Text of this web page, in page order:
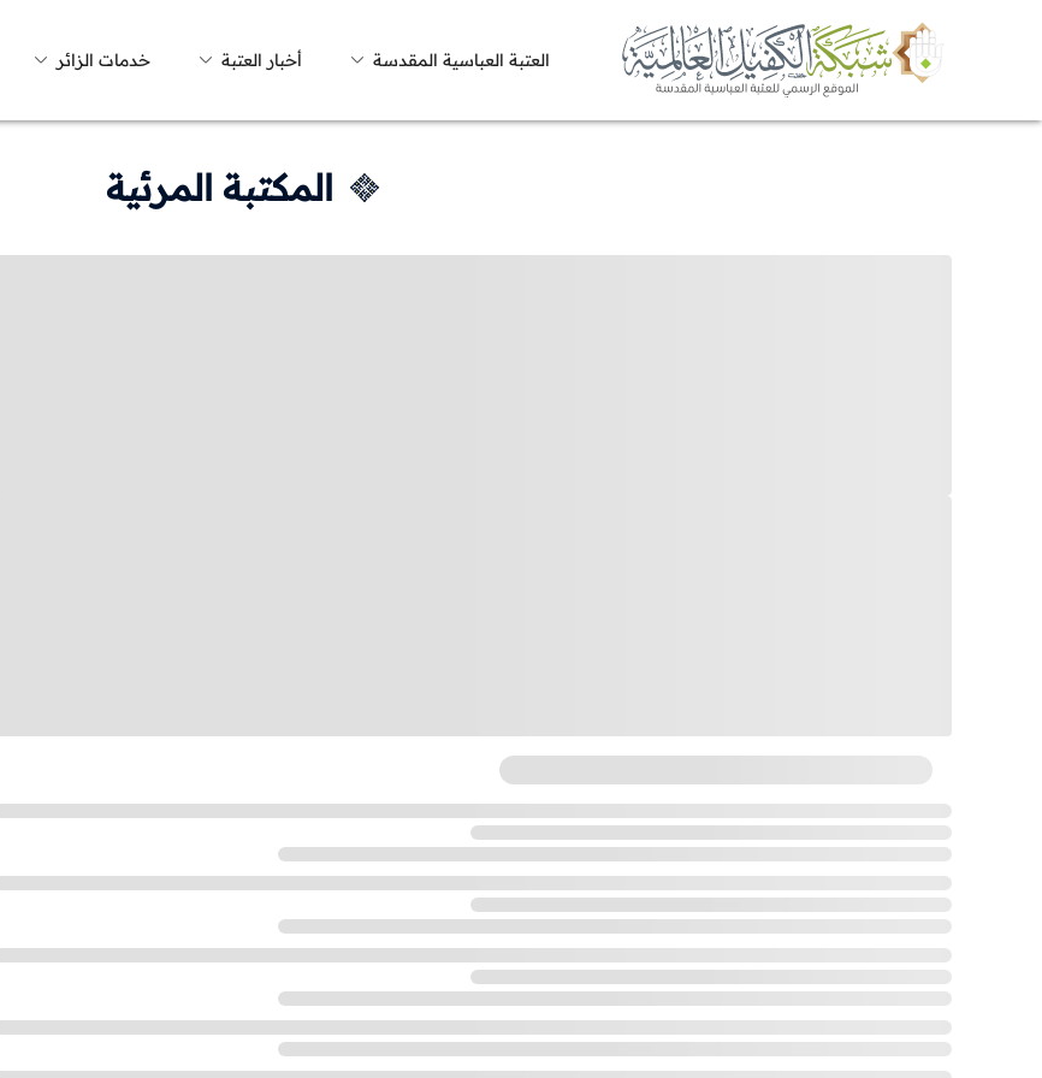
العتبة العباسية المقدسة أخبار العتبة خدمات الزائر
المكتبة المرئية